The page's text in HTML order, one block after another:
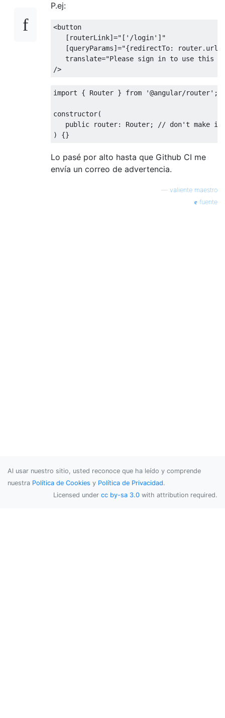
P.ej:
<button
   [
routerLink] ="['/login']"
   [
queryParams] ="{redirectTo:
translate="Please sign in to use this
/>
import { Router } from '@angular/router' ;
constructor(
public router: Router;
// don't make it
)
{}
Lo pasé por alto hasta que Github CI me
envía un correo de advertencia.
valiente maestro
fuente
Al usar nuestro sitio, usted reconoce que ha leído y comprende
nuestra Política de Cookies y Política de Privacidad.
Licensed under cc by-sa 3.0 with attribution required.